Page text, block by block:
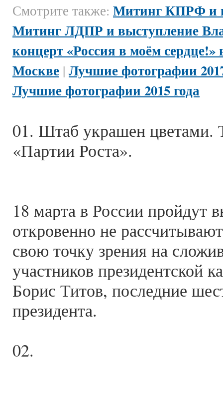
Смотрите также: Митинг КПРФ и
Митинг ЛДПР и выступление
концерт «Россия в моём
Москве | Лучшие фотографии
Лучшие фотографии 2015 года
01. Штаб украшен цветами.
«Партии Роста».
18 марта в России пройдут
откровенно не
свою точку зрения на
участников президентской
Борис Титов, последние
президента.
02.